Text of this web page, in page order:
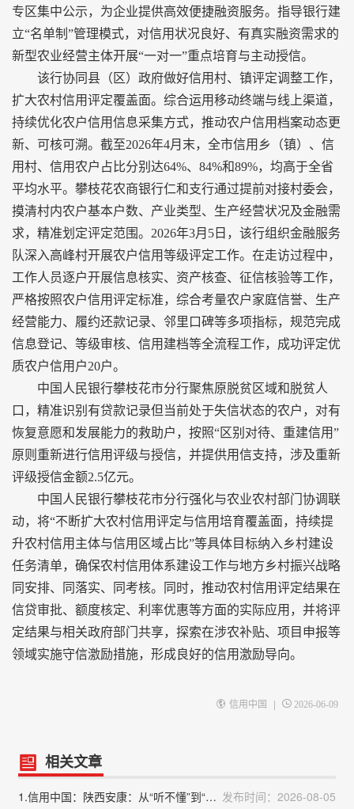
专区集中公示，为企业提供高效便捷融资服务。指导银行建
立“名单制”管理模式，对信用状况良好、有真实融资需求的
新型农业经营主体开展“一对一”重点培育与主动授信。
该行协同县（区）政府做好信用村、镇评定调整工作，
扩大农村信用评定覆盖面。综合运用移动终端与线上渠道，
持续优化农户信用信息采集方式，推动农户信用档案动态更
新、可核可溯。截至2026年4月末，全市信用乡（镇）、信
用村、信用农户占比分别达64%、84%和89%，均高于全省
平均水平。攀枝花农商银行仁和支行通过提前对接村委会，
摸清村内农户基本户数、产业类型、生产经营状况及金融需
求，精准划定评定范围。2026年3月5日，该行组织金融服务
队深入高峰村开展农户信用等级评定工作。在走访过程中，
工作人员逐户开展信息核实、资产核查、征信核验等工作，
严格按照农户信用评定标准，综合考量农户家庭信誉、生产
经营能力、履约还款记录、邻里口碑等多项指标，规范完成
信息登记、等级审核、信用建档等全流程工作，成功评定优
质农户信用户20户。
中国人民银行攀枝花市分行聚焦原脱贫区域和脱贫人
口，精准识别有贷款记录但当前处于失信状态的农户，对有
恢复意愿和发展能力的救助户，按照“区别对待、重建信用”
原则重新进行信用评级与授信，并提供用信支持，涉及重新
评级授信金额2.5亿元。
中国人民银行攀枝花市分行强化与农业农村部门协调联
动，将“不断扩大农村信用评定与信用培育覆盖面，持续提
升农村信用主体与信用区域占比”等具体目标纳入乡村建设
任务清单，确保农村信用体系建设工作与地方乡村振兴战略
同安排、同落实、同考核。同时，推动农村信用评定结果在
信贷审批、额度核定、利率优惠等方面的实际应用，并将评
定结果与相关政府部门共享，探索在涉农补贴、项目申报等
领域实施守信激励措施，形成良好的信用激励导向。
信用中国 | 2026-06-09
相关文章
1.信用中国：陕西安康：从“听不懂”到“记得牢”，让信用意识扎根乡土 发布时间：2026-08-05